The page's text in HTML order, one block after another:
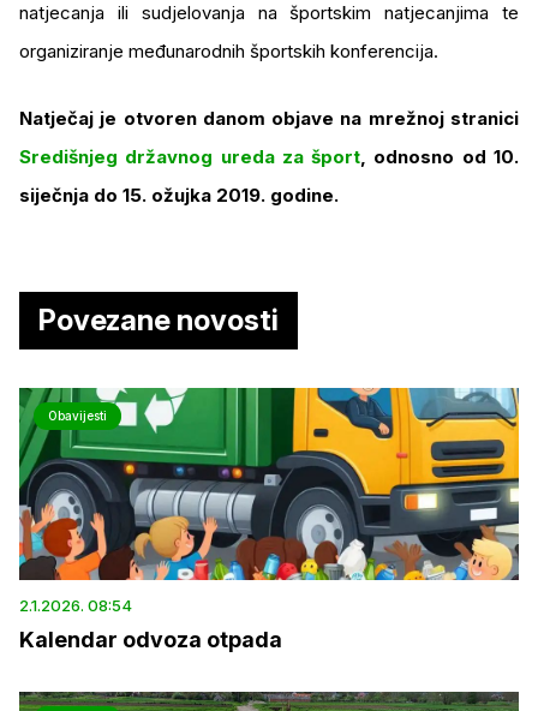
natjecanja ili sudjelovanja na športskim natjecanjima te
organiziranje međunarodnih športskih konferencija.
Natječaj je otvoren danom objave na mrežnoj stranici
Središnjeg državnog ureda za šport, odnosno od 10.
siječnja do 15. ožujka 2019. godine.
Povezane novosti
Obavijesti
2.1.2026. 08:54
Kalendar odvoza otpada